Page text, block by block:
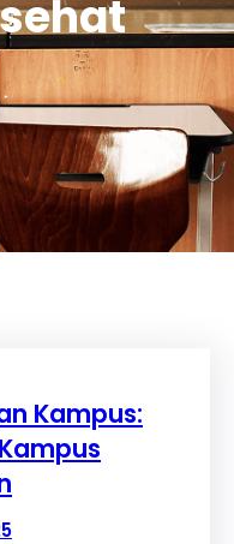
Kampus: